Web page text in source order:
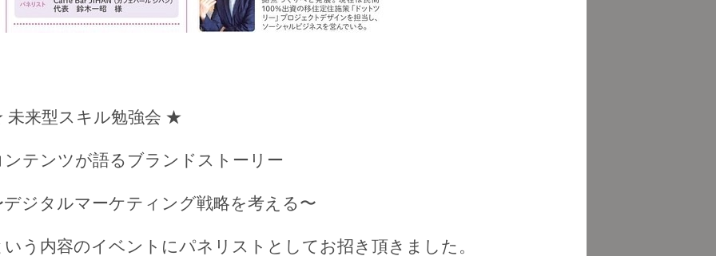
未来型スキル勉強会 ★
ンテンツが語るブランドストーリー
デジタルマーケティング戦略を考える〜
いう内容のイベントにパネリストとしてお招き頂きました。